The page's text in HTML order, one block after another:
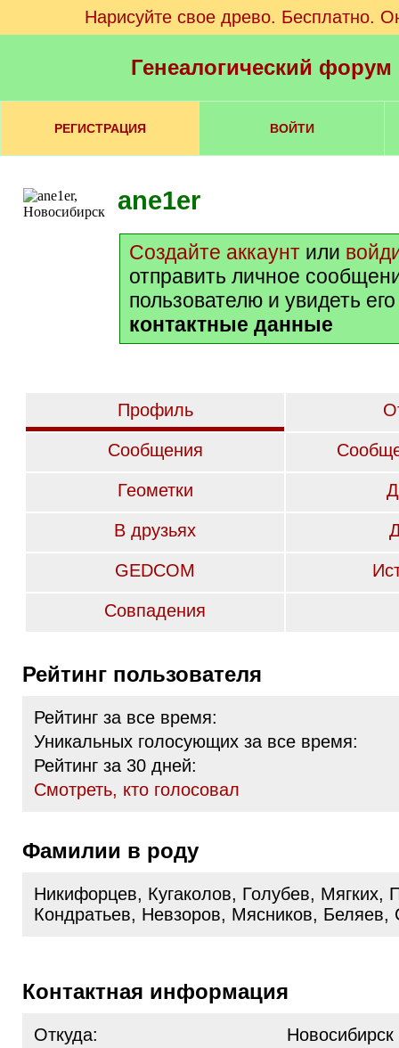
Нарисуйте свое древо. Бесплатно.
Генеалогический
РЕГИСТРАЦИЯ ВОЙТИ
ane1er
Создайте аккаунт или
отправить личное
пользователю и увидеть
контактные данные
Профиль
Сообщения
Геометки
В друзьях
GEDCOM
Совпадения
Рейтинг пользователя
Рейтинг за все время:
Уникальных голосующих за все время:
Рейтинг за 30 дней:
Cмотреть, кто голосовал
Фамилии в роду
Никифорцев, Кугаколов, Голубев, Мягких,
Кондратьев, Невзоров, Мясников, Беляев,
Контактная информация
Откуда:
Новосибирск